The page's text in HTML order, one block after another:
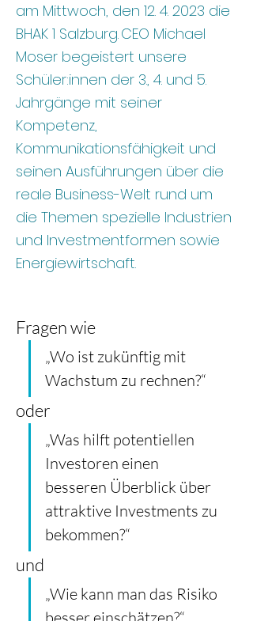
am Mittwoch, den 12. 4. 2023 die
BHAK 1 Salzburg. CEO Michael
Moser begeistert unsere
Schüler:innen der 3., 4. und 5.
Jahrgänge mit seiner
Kompetenz,
Kommunikationsfähigkeit und
seinen Ausführungen über die
reale Business-Welt rund um
die Themen spezielle Industrien
und Investmentformen sowie
Energiewirtschaft.
Fragen wie
„Wo ist zukünftig mit
Wachstum zu rechnen?“
oder
„Was hilft potentiellen
Investoren einen
besseren Überblick über
attraktive Investments zu
bekommen?“
und
„Wie kann man das Risiko